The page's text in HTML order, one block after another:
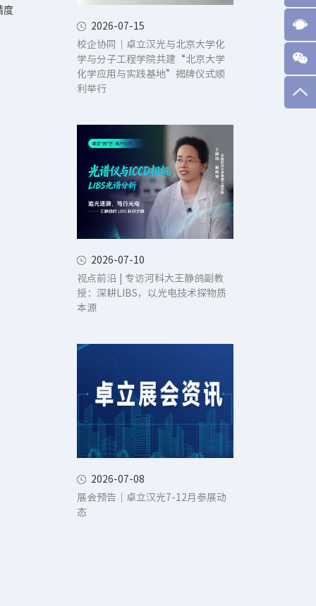
度
2026-07-15
校企协同｜卓立汉光与北京大学化
学与分子工程学院共建“北京大学
化学应用与实践基地”揭牌仪式顺
利举行
2026-07-10
视点前沿 | 专访河科大王静鸽副教
授：深耕LIBS，以光电技术探物质
本源
2026-07-08
展会预告｜卓立汉光7-12月参展动
态